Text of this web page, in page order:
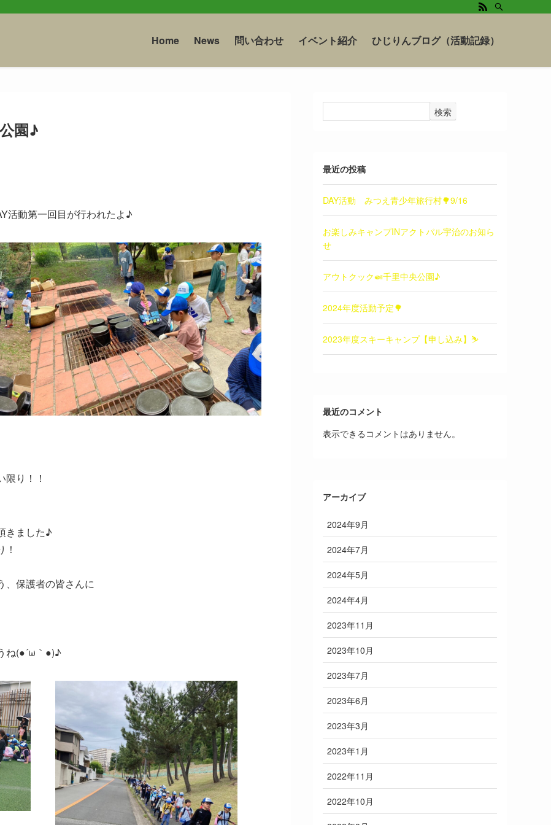
Home News 問い合わせ イベント紹介 ひじりんブログ（活動記録）
園♪
活動第一回目が行われたよ♪
り！！
きました♪
、保護者の皆さんに
ね(●´ω｀●)♪
検索
最近の投稿
DAY活動 みつえ青少年旅行村🌳9/16
お楽しみキャンプINアクトパル宇治のお知ら
せ
アウトクック🍛千里中央公園♪
2024年度活動予定🌳
2023年度スキーキャンプ【申し込み】⛷
最近のコメント
表示できるコメントはありません。
アーカイブ
2024年9月
2024年7月
2024年5月
2024年4月
2023年11月
2023年10月
2023年7月
2023年6月
2023年3月
2023年1月
2022年11月
2022年10月